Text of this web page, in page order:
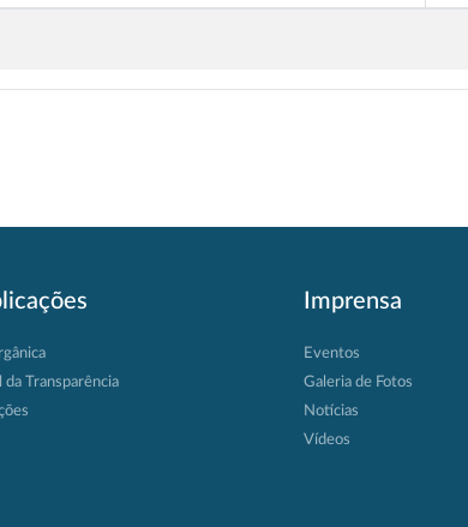
da Transparência
Imprensa
Eventos
Galeria de Fotos
Notícias
Vídeos